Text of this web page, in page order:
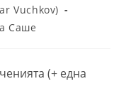
Vuchkov)
Саше
(+ една